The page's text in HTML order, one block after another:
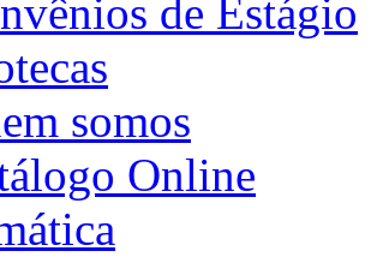
de Estágio
somos
Online